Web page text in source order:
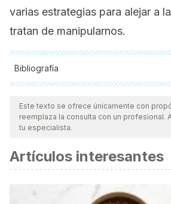
varias estrategias para alejar a
tratan de manipularnos.
Bibliografía
Todas las fuentes citadas fueron
nuestro equipo, para asegurar su
vigencia y validez.La bibliografía de
científica.
De la Villa-Moral, M., Sirvent, C.,
(2018). Dependencia emocional en
Este texto se ofrece únicamente con
reemplaza la consulta con un profesional.
tu especialista.
Artículos interesantes